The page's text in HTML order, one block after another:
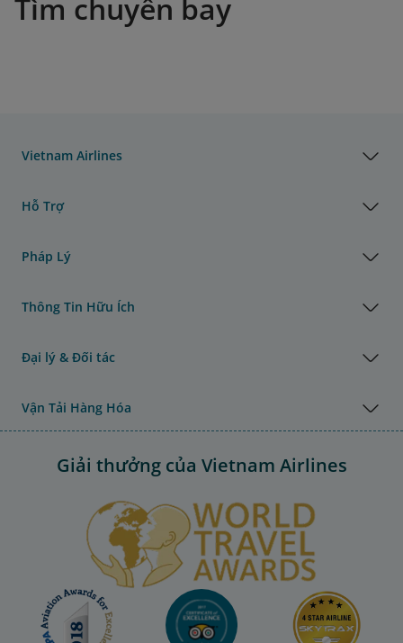
Tìm chuyến bay
Vietnam Airlines
Hỗ Trợ
Pháp Lý
Thông Tin Hữu Ích
Đại lý & Đối tác
Vận Tải Hàng Hóa
Giải thưởng của Vietnam Airlines